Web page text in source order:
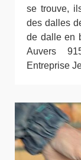
se trouve,
des dalles
de dalle en
Auvers
Entreprise